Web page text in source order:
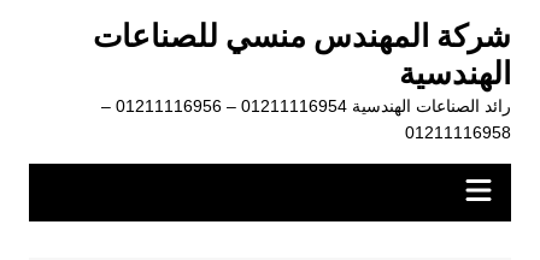
المحتوى
شركة المهندس منسي للصناعات
الهندسية
رائد الصناعات الهندسية 01211116954 – 01211116956 –
01211116958